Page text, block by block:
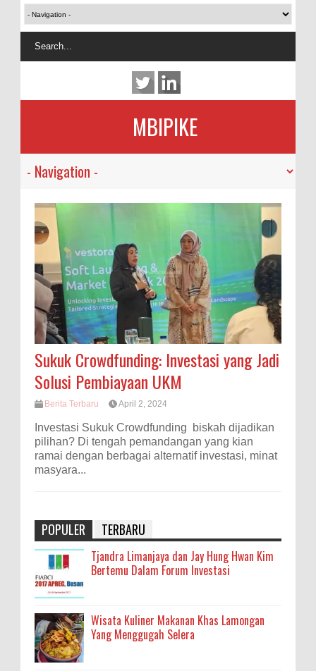
MBIPIKE
Sukuk Crowdfunding: Investasi yang Jadi
Solusi Pembiayaan UKM
Berita Terbaru April 2, 2024
Investasi Sukuk Crowdfunding biskah dijadikan
pilihan? Di tengah pemandangan yang kian
ramai dengan berbagai alternatif investasi, minat
masyara...
POPULER TERBARU
Tjandra Limanjaya dan Jay Hung Hwan Kim
Bertemu Dalam Forum Investasi
Wisata Kuliner Makanan Khas Lamongan
Yang Menggugah Selera